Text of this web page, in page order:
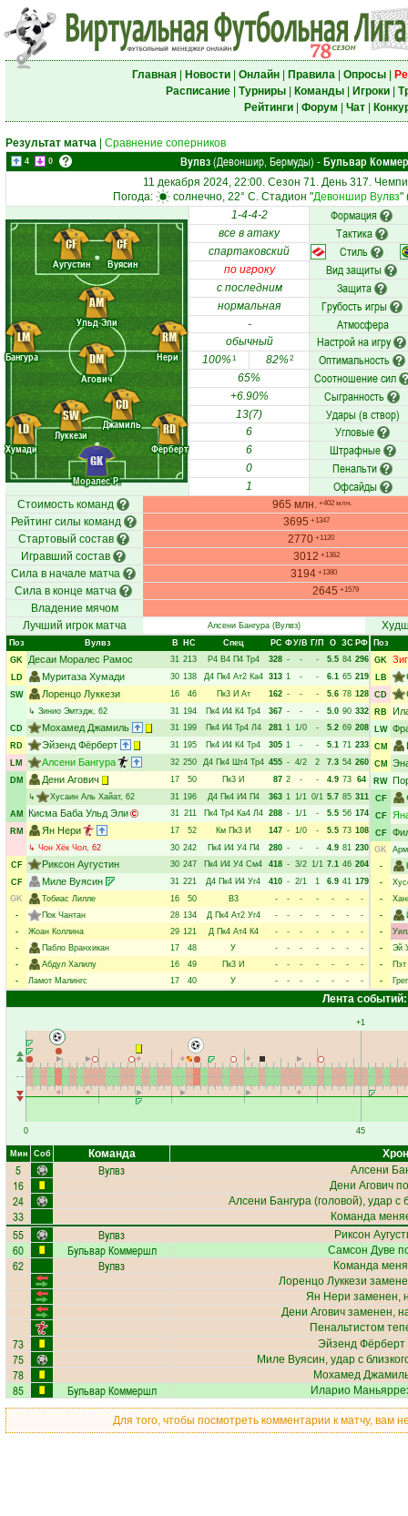
Главная| Новости| Онлайн| Правила| Опросы|
Расписание| Турниры| Команды| Игроки|
Рейтинги| Форум Чат|
Результат матча Сравнение соперников
4 0 Вулвз(Девоншир, Бермуды) - Бульвар
11 декабря 2024, 22:00. Сезон 71. День 317.
Погода:
солнечно, 22° C. Стадион "Девоншир Вулвз"
Моралес Р.
Хумади
Луккези
Джамиль
Фёрберт
Бангура
Агович
Ульд Эли
Нери
Аугустин Вуясин
GK
LD
SW
CD
RD
LM
DM
AM
RM
CF CF
1-4-4-2 Формация
все в атаку Тактика
спартаковский Стиль
по игроку Вид защиты
с последним Защита
нормальная Грубость игры
- Атмосфера
обычный Настрой на игру
100%1 82%2 Оптимальность
65% Соотношение сил
+6.90% Сыгранность
13(7) Удары (в створ)
6 Угловые
6 Штрафные
0 Пенальти
1 Офсайды
Стоимость команд 965 млн. +402 млн.
Рейтинг силы команд 3695 +1347
Стартовый состав 2770 +1120
Игравший состав 3012 +1362
Сила в начале матча 3194 +1380
Сила в конце матча 2645 +1579
Владение мячом
Лучший игрок матча
Алсени Бангура (Вулвз)
Поз Вулвз В НC Спец РC ФУ/В Г/П О ЗС РФ
GK
Десаи Моралес Рамос 31 213 Р4 В4 П4 Тр4 328 - - - 5.5 84 296
LD
Муритаза Хумади 30 138 Д4 Пк4 Ат2 Ка4 313 1 - - 6.1 65 219
SW
Лоренцо Луккези 16 46 Пк3 И Ат 162 - - - 5.6 78 128
↳ Зинио Эмтэдж, 62 31 194 Пк4 И4 К4 Тр4 367 - - - 5.0 90 332
CD
Мохамед Джамиль 31 199 Пк4 И4 Тр4 Л4 281 1 1/0 - 5.2 69 208
RD
Эйзенд Фёрберт 31 195 Пк4 И4 К4 Тр4 305 1 - - 5.1 71 233
LM
Алсени Бангура 32 250 Д4 Пк4 Шт4 Тр4 455 - 4/2 2 7.3 54 260
DM
Дени Агович 17 50 Пк3 И 87 2 - - 4.9 73 64
↳
Хусаин Аль Хайат, 62 31 196 Д4 Пк4 И4 П4 363 1 1/1 0/1 5.7 85 311
AM
Кисма Баба Ульд Эли 31 211 Пк4 Тр4 Ка4 Л4 288 - 1/1 - 5.5 56 174
RM
Ян Нери 17 52 Км Пк3 И 147 - 1/0 - 5.5 73 108
↳ Чон Хёк Чол, 62 30 242 Пк4 И4 У4 П4 280 - - - 4.9 81 230
CF
Риксон Аугустин 30 247 Пк4 И4 У4 См4 418 - 3/2 1/1 7.1 46 204
CF
Миле Вуясин 31 221 Д4 Пк4 И4 Уг4 410 - 2/1 1 6.9 41 179
GK
Тобиас Лилле 16 50 В3 - - - - - -
-
-
Пок Чантан 28 134 Д Пк4 Ат2 Уг4 - - - - - -
-
-
Жоан Коллина 29 121 Д Пк4 Ат4 К4 - - - - - -
-
-
Пабло Вранхикан 17 48 У - - - - - -
-
-
Абдул Халилу 16 49 Пк3 И - - - - - -
-
-
Ламот Малингс 17 40 У - - - - - - -
Поз
GK
LB
CD
RB
LW
CM
CM
RW
CF
CF
CF
GK
-
-
-
-
-
-
Эй
-
-
Лента событий:
0
+1
45
Мин Соб Команда
5 Вулвз Алсени
16 Дени Агович
24 Алсени Бангура (головой), удар с
33 Команда
55 Вулвз Риксон
60 Бульвар Коммершл Самсон Дуве
62 Вулвз
Команда
Лоренцо Луккези
Ян Нери заменен,
Дени Аговичзаменен,
Пенальтистом
73 Эйзенд Фёрберт
75 Миле Вуясин, удар с
78 Мохамед
85 Бульвар Коммершл Иларио
Для того, чтобы посмотреть комментарии к матчу, вам